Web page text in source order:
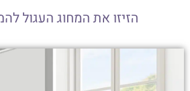
הזיזו את המחוג העגול